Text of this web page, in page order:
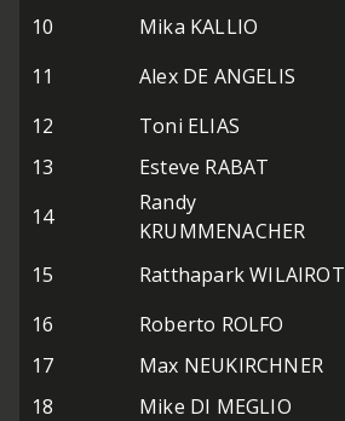
10
Mika KALLIO
11
Alex DE ANGELIS
12
Toni ELIAS
13
Esteve RABAT
14
Randy
KRUMMENACHER
15 Ratthapark WILAIROT
16
Roberto ROLFO
17
Max NEUKIRCHNER
18
Mike DI MEGLIO